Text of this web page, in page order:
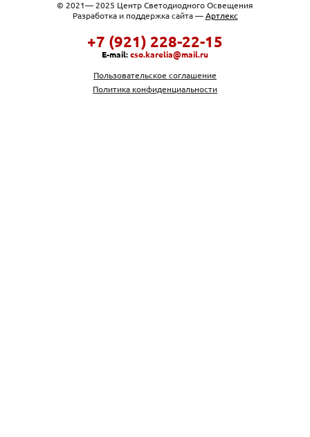
© 2021— 2025 Центр Светодиодного Освещения
Разработка и поддержка сайта — Артлекс
+7 (921) 228-22-15
E-mail: cso.karelia@mail.ru
Пользовательское соглашение
Политика конфиденциальности